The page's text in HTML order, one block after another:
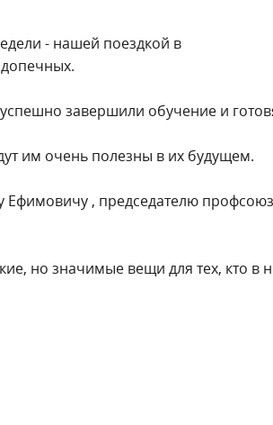
- нашей поездкой в
завершили обучение и
им очень полезны в их будущем.
Ефимовичу , председателю
но значимые вещи для тех, кто в